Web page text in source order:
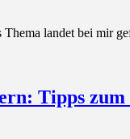
landet bei mir
Tipps